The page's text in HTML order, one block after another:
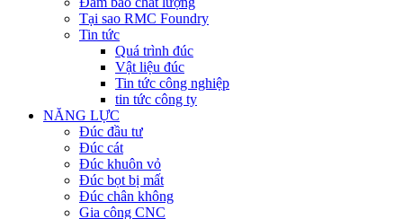
Tại sao RMC Foundry
Tin tức
Quá trình đúc
Vật liệu đúc
Tin tức công nghiệp
tin tức công ty
NĂNG LỰC
Đúc đầu tư
Đúc cát
Đúc khuôn vỏ
Đúc bọt bị mất
Đúc chân không
Gia công CNC